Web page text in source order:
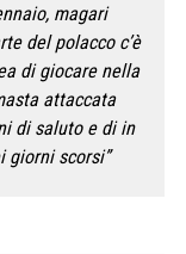
magari
del polacco c’è
di giocare nella
attaccata
di saluto e di in
giorni scorsi”